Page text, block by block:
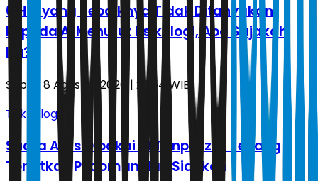
6 Hal yang Sebaiknya Tidak Ditanyakan
kepada AI Menurut Psikologi, Apa Sajakah
Itu?
Sabtu, 8 Agustus 2026 | 22.54 WIB
Teknologi
Suara Artis Dipakai AI Tanpa Izin, Jepang
Terbitkan Pedoman dan Siapkan